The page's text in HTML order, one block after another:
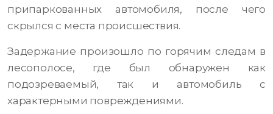
припаркованных автомобиля, после чего
скрылся с места происшествия.
Задержание произошло по горячим следам в
лесополосе, где был обнаружен как
подозреваемый, так и автомобиль с
характерными повреждениями.